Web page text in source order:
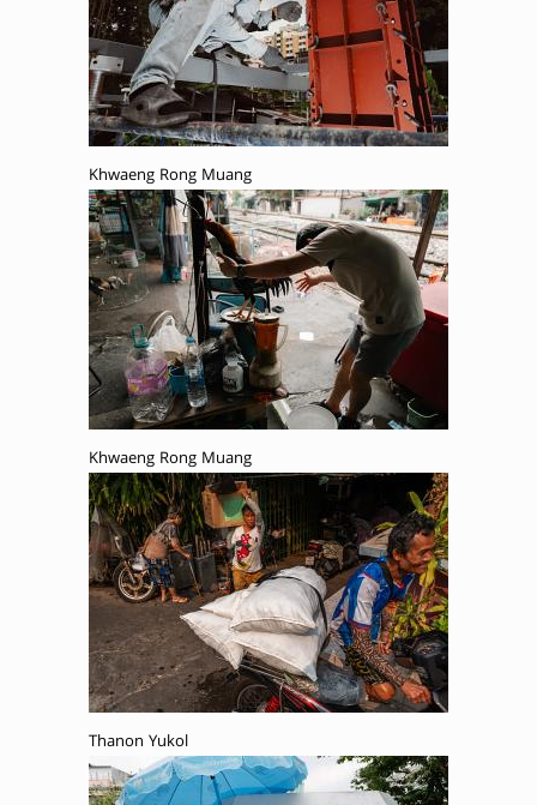
Khwaeng Rong Muang
Khwaeng Rong Muang
Thanon Yukol